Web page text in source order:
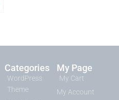
Categories
WordPress
Theme
My Page
My Cart
My Account